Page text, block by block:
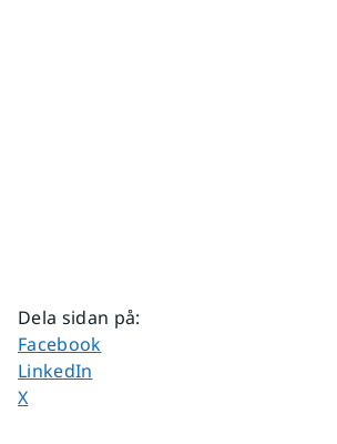
Dela sidan på:
Dela sidan på
Facebook
Dela sidan på
LinkedIn
Dela sidan på
X